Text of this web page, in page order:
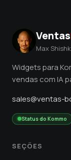
Ventas
Max
Widgets para
vendas com IA
sales@ventas-
Status do Kommo
SEÇÕES